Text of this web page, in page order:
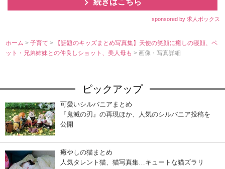
続きはこちら
sponsored by 求人ボックス
ホーム >子育て>
【話題のキッズまとめ写真集】天使の笑顔に癒しの寝顔、ペ
ット・兄弟姉妹との仲良しショット、美人母も> 画像・写真詳細
ピックアップ
可愛いシルバニアまとめ
『鬼滅の刃』の再現ほか、人気のシルバニア投稿を
公開
癒やしの猫まとめ
人気タレント猫、猫写真集…キュートな猫ズラリ